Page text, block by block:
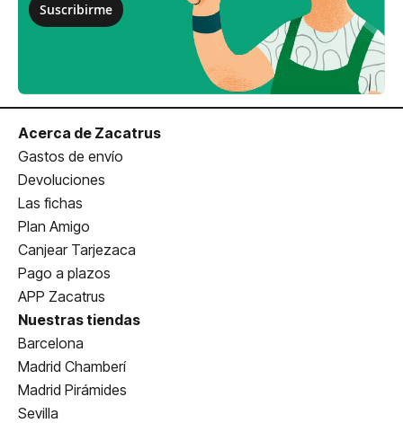
Suscribirme
Acerca de Zacatrus
Gastos de envío
Devoluciones
Las fichas
Plan Amigo
Canjear Tarjezaca
Pago a plazos
APP Zacatrus
Nuestras tiendas
Barcelona
Madrid Chamberí
Madrid Pirámides
Sevilla